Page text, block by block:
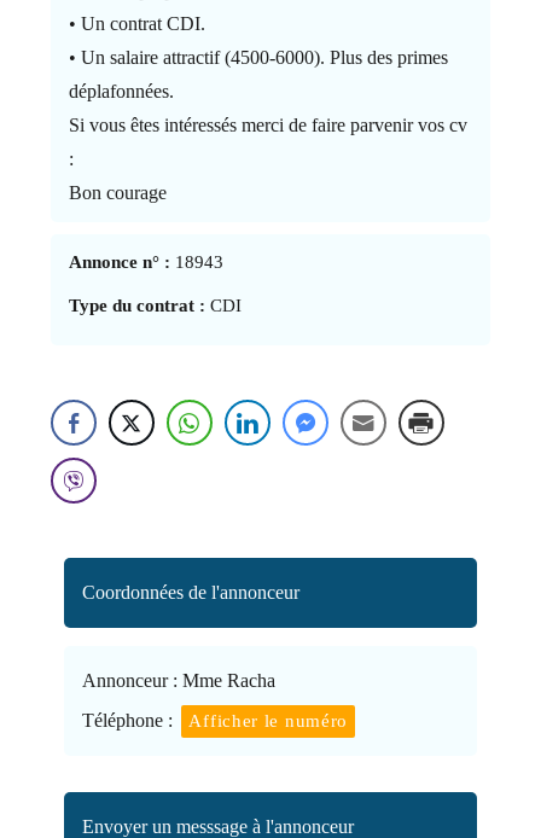
• Un contrat CDI.
• Un salaire attractif (4500-6000). Plus des primes
déplafonnées.
Si vous êtes intéressés merci de faire parvenir vos cv
:
Bon courage
Annonce n° : 18943
Type du contrat : CDI
Coordonnées de l'annonceur
Annonceur : Mme Racha
Téléphone :
Afficher le numéro
Envoyer un messsage à l'annonceur